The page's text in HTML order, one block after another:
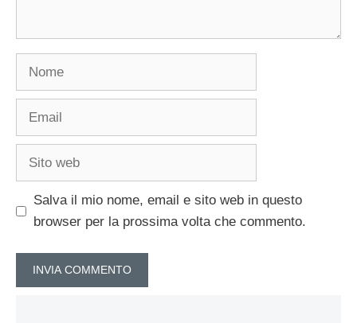
Nome
Email
Sito
Salva il mio nome, email e sito web in questo
browser per la prossima volta che commento.